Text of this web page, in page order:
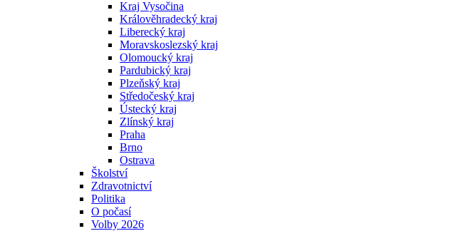
Kraj Vysočina
Králověhradecký kraj
Liberecký kraj
Moravskoslezský kraj
Olomoucký kraj
Pardubický kraj
Plzeňský kraj
Středočeský kraj
Ústecký kraj
Zlínský kraj
Praha
Brno
Ostrava
Školství
Zdravotnictví
Politika
O počasí
Volby 2026